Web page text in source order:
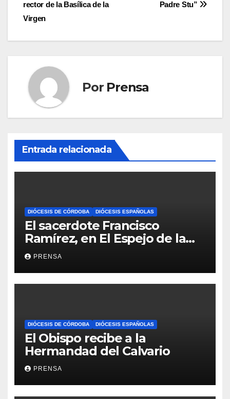
entradas
Padre Stu”
rector de la Basílica de la
Virgen
Por Prensa
Entrada relacionada
DIÓCESIS DE CÓRDOBA DIÓCESIS ESPAÑOLAS
El sacerdote Francisco
Ramírez, en El Espejo de la
Iglesia
PRENSA
DIÓCESIS DE CÓRDOBA DIÓCESIS ESPAÑOLAS
El Obispo recibe a la
Hermandad del Calvario
PRENSA